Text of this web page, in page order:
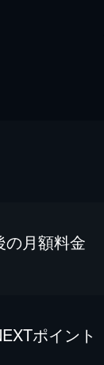
の⽉額料金
ポイント